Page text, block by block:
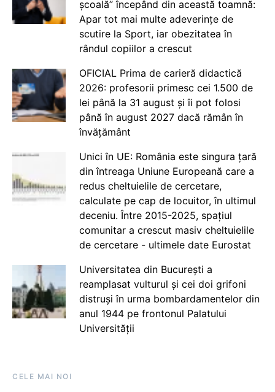
școală” începând din această toamnă:
Apar tot mai multe adeverințe de
scutire la Sport, iar obezitatea în
rândul copiilor a crescut
OFICIAL Prima de carieră didactică
2026: profesorii primesc cei 1.500 de
lei până la 31 august și îi pot folosi
până în august 2027 dacă rămân în
învățământ
Unici în UE: România este singura țară
din întreaga Uniune Europeană care a
redus cheltuielile de cercetare,
calculate pe cap de locuitor, în ultimul
deceniu. Între 2015-2025, spațiul
comunitar a crescut masiv cheltuielile
de cercetare - ultimele date Eurostat
Universitatea din București a
reamplasat vulturul și cei doi grifoni
distruși în urma bombardamentelor din
anul 1944 pe frontonul Palatului
Universității
CELE MAI NOI